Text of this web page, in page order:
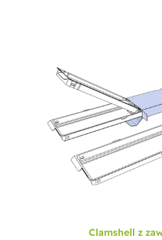
Clamshell z